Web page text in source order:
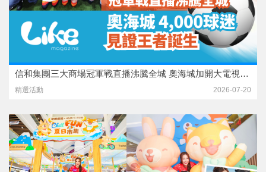
信和集團三大商場冠軍戰直播沸騰全城 奧海城加開大電視迎4,000球迷 見證王者誕生
精選活動 2026-07-20